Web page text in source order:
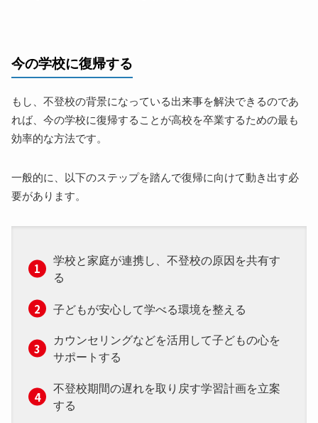
今の学校に復帰する
もし、不登校の背景になっている出来事を解決できるのであ
れば、今の学校に復帰することが高校を卒業するための最も
効率的な方法です。
一般的に、以下のステップを踏んで復帰に向けて動き出す必
要があります。
学校と家庭が連携し、不登校の原因を共有す
る
子どもが安心して学べる環境を整える
カウンセリングなどを活用して子どもの心を
サポートする
不登校期間の遅れを取り戻す学習計画を立案
する